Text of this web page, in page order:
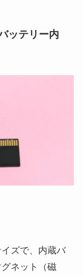
ッテリー内
ズで、内蔵バ
ネット（磁